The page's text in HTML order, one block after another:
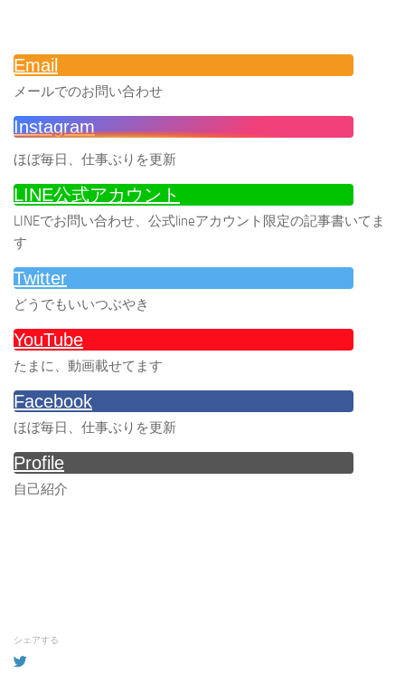
Email
メールでのお問い合わせ
Instagram
ほぼ毎日、仕事ぶりを更新
LINE公式アカウント
LINEでお問い合わせ、公式lineアカウント限定の記事書いてま
す
Twitter
どうでもいいつぶやき
YouTube
たまに、動画載せてます
Facebook
ほぼ毎日、仕事ぶりを更新
Profile
自己紹介
シェアする